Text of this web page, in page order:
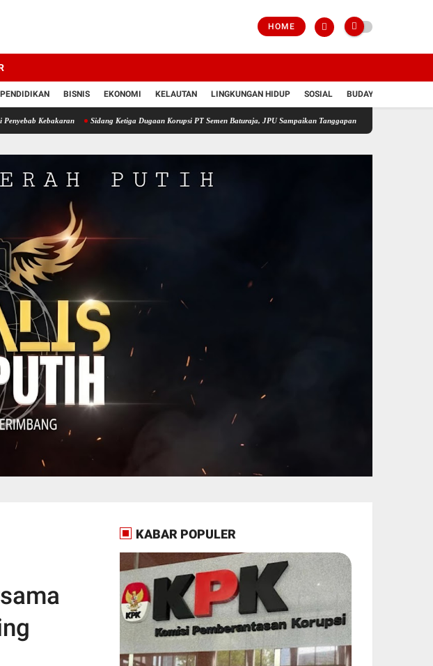
HOME
PENDIDIKAN BISNIS EKONOMI KELAUTAN LINGKUNGAN HIDUP SOSIAL BUDAYA
Sidang Ketiga Dugaan Korupsi PT Semen Baturaja, JPU Sampaikan Tanggapan atas Eksepsi Tiga Terdakwa
KABAR POPULER